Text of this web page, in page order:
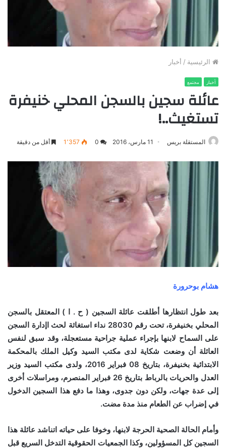
الرئيسية / أخبار
أخبار مجتمع
عائلة سجين بالسجن المحلي خنيفرة
تستغيث..!
المستقلة بريس 11 مارس، 2016 0 1٬357 أقل من دقيقة
هشام بوحرورة
بعد طول انتظارها أطلقت عائلة السجين ( ح . ا ) المعتقل بالسجن
المحلي بخنيفرة، تحت رقم 28030 نداء استغاثة لحث اإدارة السجن
على السماح لابنها بإجراء عملية جراحية مستعجلة، وقد سبق لنفس
العائلة أن وضعت شكاية لدى مكتب السيد وكيل الملك بالمحكمة
الابتدائية بخنيفرة، بتاريخ 08 فبراير 2016، ولدى مكتب السيد وزير
العدل والحريات بالرباط بتاريخ 26 فبراير المنصرم، ومراسلات أخرى
إلى عدة جهات، ولكن دون جدوى، وهذا ما دفع هذا السجين الدخول
في إضراب عن الطعام منذ مدة مضت.
وأمام الحالة الصحية الحرجة لابنها، وخوفا على حياته اتناشد عائلة هذا
السجين كل المسؤولين، وكذا الجمعيات الحقوقية التدخل السريع قبل